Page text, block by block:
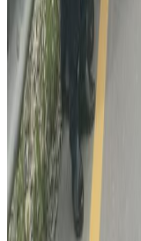
पाकिस्तानको
जनाको शव फेला
२०२६ अगस्ट १
कुवेतमा ड्रोन
तनावमा ज्यान
२०२६ अगस्ट १